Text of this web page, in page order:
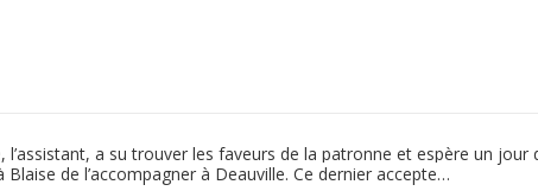
a su trouver les faveurs de la patronne et espère un jour
de l’accompagner à Deauville. Ce dernier accepte…